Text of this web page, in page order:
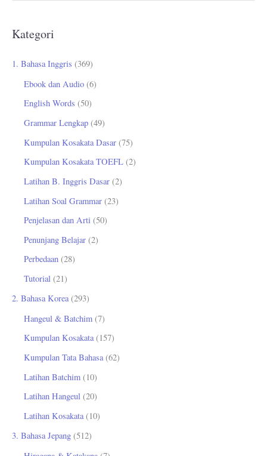
i
u
Kategori
1. Bahasa Inggris (369)
Ebook dan Audio (6)
English Words (50)
Grammar Lengkap (49)
Kumpulan Kosakata Dasar (75)
Kumpulan Kosakata TOEFL (2)
Latihan B. Inggris Dasar (2)
Latihan Soal Grammar (23)
Penjelasan dan Arti (50)
Penunjang Belajar (2)
Perbedaan (28)
Tutorial (21)
2. Bahasa Korea (293)
Hangeul & Batchim (7)
Kumpulan Kosakata(157)
Kumpulan Tata Bahasa(62)
Latihan Batchim (10)
Latihan Hangeul (20)
Latihan Kosakata(10)
3. Bahasa Jepang (512)